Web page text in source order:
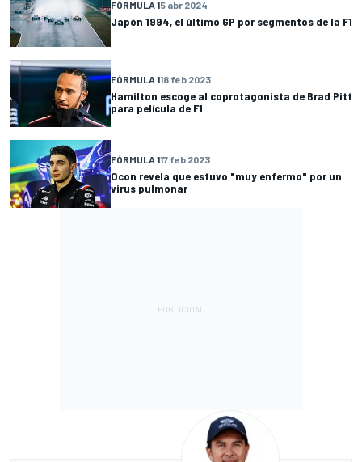
FÓRMULA 15 abr 2024
Japón 1994, el último GP por segmentos de la F1
FÓRMULA 118 feb 2023
Hamilton escoge al coprotagonista de Brad Pitt
para película de F1
FÓRMULA 117 feb 2023
Ocon revela que estuvo "muy enfermo" por un
virus pulmonar